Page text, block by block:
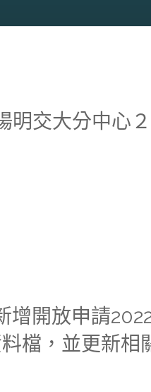
明交大分中心
增開放申請
檔，並更新相